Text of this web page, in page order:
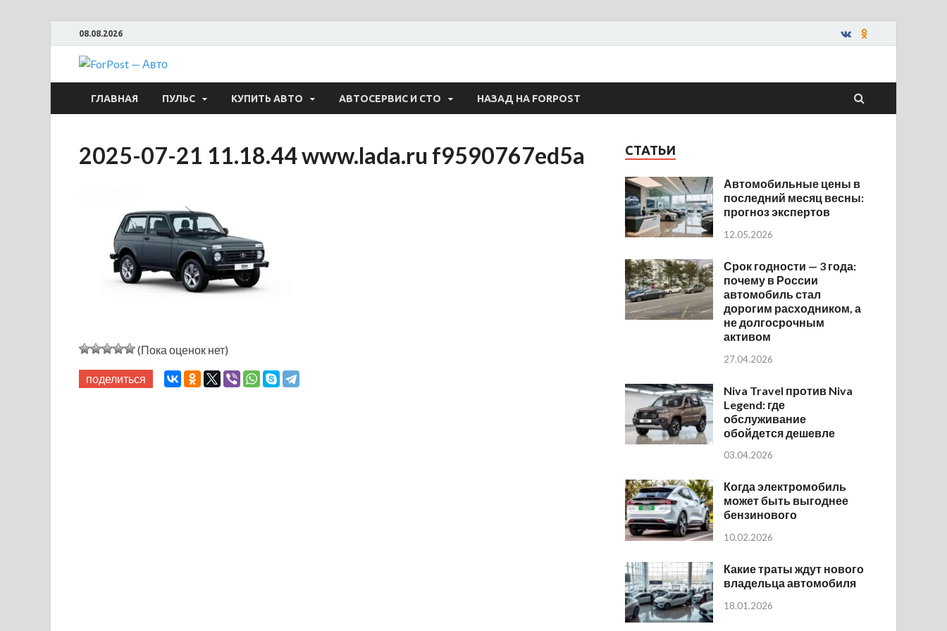
08.08.2026
ForPost — Авто
ГЛАВНАЯ ПУЛЬС КУПИТЬ АВТО АВТОСЕРВИС И СТО НАЗАД НА FORPOST
2025-07-21 11.18.44 www.lada.ru f9590767ed5a
(Пока оценок нет)
поделиться
СТАТЬИ
Автомобильные цены в
последний месяц весны:
прогноз экспертов
12.05.2026
Срок годности — 3 года:
почему в России
автомобиль стал
дорогим расходником, а
не долгосрочным
активом
27.04.2026
Niva Travel против Niva
Legend: где
обслуживание
обойдется дешевле
03.04.2026
Когда электромобиль
может быть выгоднее
бензинового
10.02.2026
Какие траты ждут нового
владельца автомобиля
18.01.2026